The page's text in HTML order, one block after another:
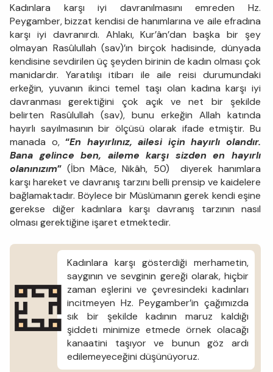
Kadınlara karşı iyi davranılmasını emreden Hz.
Peygamber, bizzat kendisi de hanımlarına ve aile efradına
karşı iyi davranırdı. Ahlakı, Kur’ân’dan başka bir şey
olmayan Rasûlullah (sav)’ın birçok hadisinde, dünyada
kendisine sevdirilen üç şeyden birinin de kadın olması çok
manidardır. Yaratılışı itibarı ile aile reisi durumundaki
erkeğin, yuvanın ikinci temel taşı olan kadına karşı iyi
davranması gerektiğini çok açık ve net bir şekilde
belirten Rasûlullah (sav), bunu erkeğin Allah katında
hayırlı sayılmasının bir ölçüsü olarak ifade etmiştir. Bu
manada o,“En hayırlınız, ailesi için hayırlı olandır.
Bana gelince ben, aileme karşı sizden en hayırlı
olanınızım” (İbn Mâce, Nikâh, 50) diyerek hanımlara
karşı hareket ve davranış tarzını belli prensip ve kaidelere
bağlamaktadır. Böylece bir Müslümanın gerek kendi eşine
gerekse diğer kadınlara karşı davranış tarzının nasıl
olması gerektiğine işaret etmektedir.
Kadınlara karşı gösterdiği merhametin,
saygının ve sevginin gereği olarak, hiçbir
zaman eşlerini ve çevresindeki kadınları
incitmeyen Hz. Peygamber’in çağımızda
sık bir şekilde kadının maruz kaldığı
şiddeti minimize etmede örnek olacağı
kanaatini taşıyor ve bunun göz ardı
edilemeyeceğini düşünüyoruz.